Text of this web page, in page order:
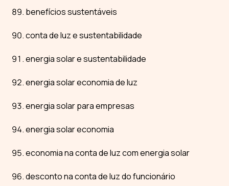
benefícios sustentáveis
conta de luz e sustentabilidade
energia solar e sustentabilidade
energia solar economia de luz
energia solar para empresas
energia solar economia
economia na conta de luz com energia solar
desconto na conta de luz do funcionário